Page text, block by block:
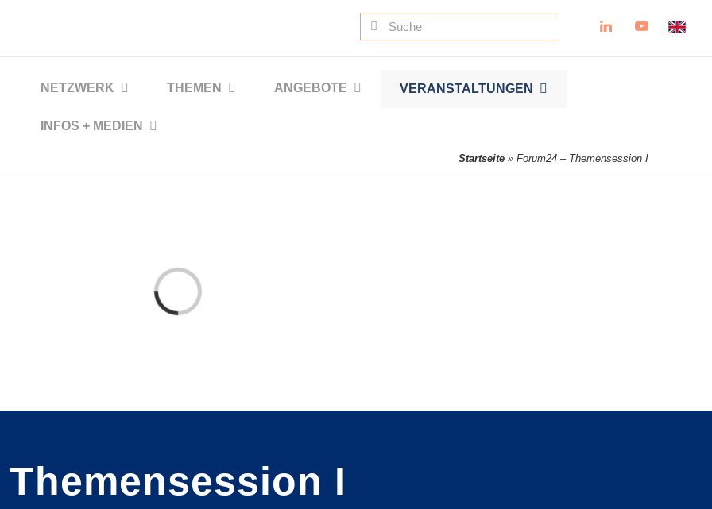
Suche
NETZWERK THEMEN ANGEBOTE VERANSTALTUNGEN
INFOS + MEDIEN
Startseite »Forum24 – Themensession I
Loading...
Themensession I